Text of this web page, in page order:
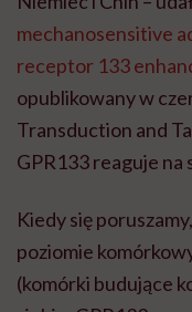
mechanosensitive
receptor 133
opublikowany w
Transduction and
GPR133 reaguje na
Kiedy się
poziomie
(komórki budujące